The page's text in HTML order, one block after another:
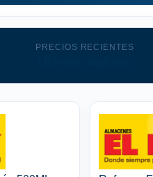
PRECIOS RECIENTES